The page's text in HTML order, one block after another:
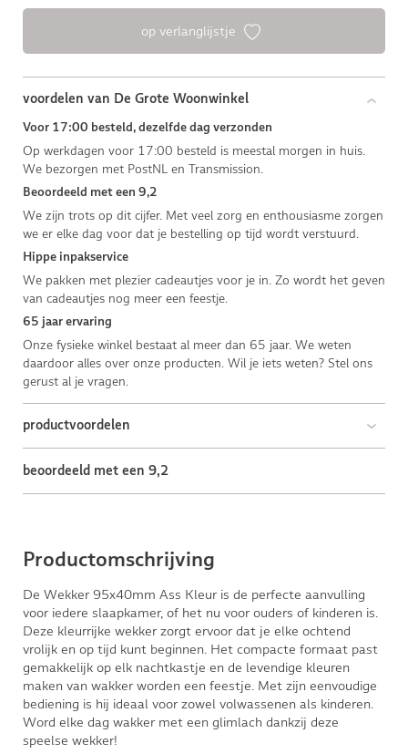
op verlanglijstje
voordelen van De Grote Woonwinkel
Voor 17:00 besteld, dezelfde dag verzonden
Op werkdagen voor 17:00 besteld is meestal morgen in huis.
We bezorgen met PostNL en Transmission.
Beoordeeld met een 9,2
We zijn trots op dit cijfer. Met veel zorg en enthousiasme zorgen
we er elke dag voor dat je bestelling op tijd wordt verstuurd.
Hippe inpakservice
We pakken met plezier cadeautjes voor je in. Zo wordt het geven
van cadeautjes nog meer een feestje.
65 jaar ervaring
Onze fysieke winkel bestaat al meer dan 65 jaar. We weten
daardoor alles over onze producten. Wil je iets weten? Stel ons
gerust al je vragen.
productvoordelen
beoordeeld met een 9,2
Productomschrijving
De Wekker 95x40mm Ass Kleur is de perfecte aanvulling
voor iedere slaapkamer, of het nu voor ouders of kinderen is.
Deze kleurrijke wekker zorgt ervoor dat je elke ochtend
vrolijk en op tijd kunt beginnen. Het compacte formaat past
gemakkelijk op elk nachtkastje en de levendige kleuren
maken van wakker worden een feestje. Met zijn eenvoudige
bediening is hij ideaal voor zowel volwassenen als kinderen.
Word elke dag wakker met een glimlach dankzij deze
speelse wekker!